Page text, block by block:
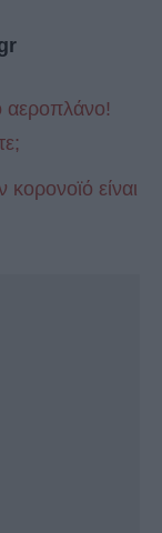
αεροπλάνο!
είναι